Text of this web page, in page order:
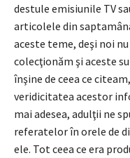
destule emisiunile TV
articolele din
aceste teme, deşi noi
colecţionăm şi aceste
înşine de ceea ce
veridicitatea acestor
mai adesea, adulţii ne
referatelor în orele de
ele. Tot ceea ce era